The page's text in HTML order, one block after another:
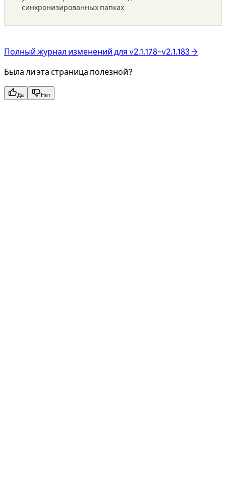
синхронизированных папках
Полный журнал изменений для v2.1.178–v2.1.183 →
Была ли эта страница полезной?
Да Нет